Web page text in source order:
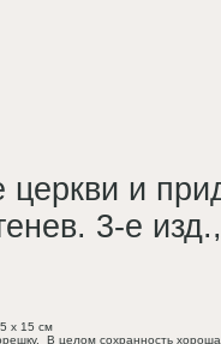
и
3-е
х 15 см
В целом сохранность